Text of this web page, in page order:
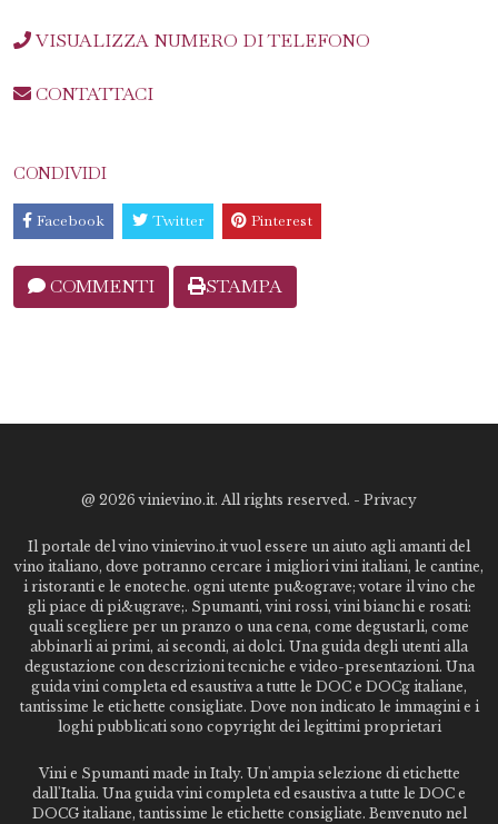
VISUALIZZA NUMERO DI TELEFONO
CONTATTACI
CONDIVIDI
Facebook Twitter Pinterest
COMMENTI STAMPA
@ 2026 vinievino.it. All rights reserved. - Privacy
Il portale del vino vinievino.it vuol essere un aiuto agli amanti del
vino italiano, dove potranno cercare i migliori vini italiani, le cantine,
i ristoranti e le enoteche. ogni utente pu&ograve; votare il vino che
gli piace di pi&ugrave;. Spumanti, vini rossi, vini bianchi e rosati:
quali scegliere per un pranzo o una cena, come degustarli, come
abbinarli ai primi, ai secondi, ai dolci. Una guida degli utenti alla
degustazione con descrizioni tecniche e video-presentazioni. Una
guida vini completa ed esaustiva a tutte le DOC e DOCg italiane,
tantissime le etichette consigliate. Dove non indicato le immagini e i
loghi pubblicati sono copyright dei legittimi proprietari
Vini e Spumanti made in Italy. Un'ampia selezione di etichette
dall'Italia. Una guida vini completa ed esaustiva a tutte le DOC e
DOCG italiane, tantissime le etichette consigliate. Benvenuto nel